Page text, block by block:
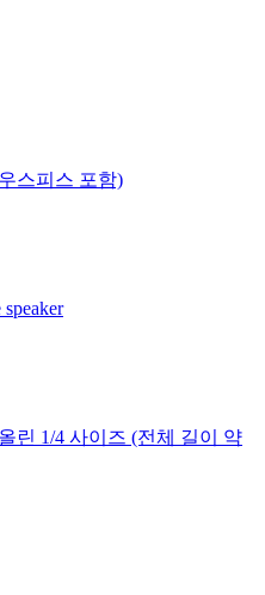
스피스 포함)
린 1/4 사이즈 (전체 길이 약